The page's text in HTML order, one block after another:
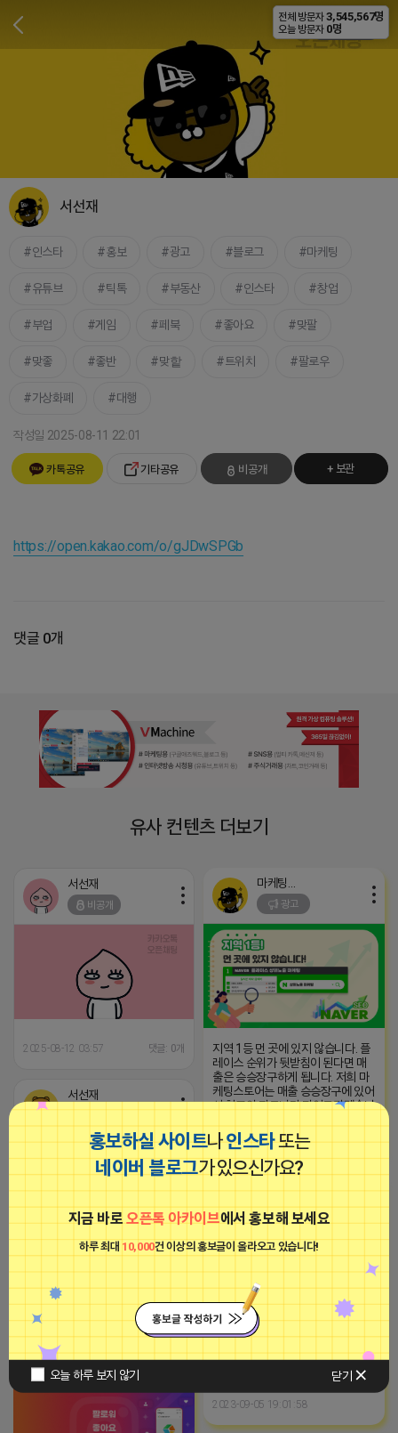
홍보하실 사이트나인스타또는
네이버 블로그가 있으신가요?
지금 바로오픈톡 아카이브에서 홍보해 보세요
하루 최대10,000건 이상의 홍보글이 올라오고 있습니다!
오늘 하루 보지 않기 닫기
비공개
서선재
인스타 홍보 광고 블로그 마케팅
유튜브 틱톡 부동산 인스타 창업
부업 게임 페북 좋아요 맞팔
맞좋 좋반 맞핱 트위치 팔로우
가상화폐 대행
작성일 2025-08-11 22:01
카톡공유 기타공유 비공개 + 보관
https://open.kakao.com/o/gJDwSPGb
댓글 0개
유사 컨텐츠 더보기
서선재
비공개
2025-08-12 03:57 댓글: 0개
광고
지역 1등 먼 곳에 있지 않습니다. 플
레이스 순위가 뒷받침이 된다면 매
출은 승승장구하게 됩니다. 저희 마
케팅스토어는 매출 승승장구에 있어
서 최고의 파트너가 되어드리겠습니
2024-09-20 15:17:27
서선재
2025-08-12 03:57 댓글: 0개
■브이머신■
광고
-장소불문, 약정없는 고정공인IP가
삽입된 365일 24시간 임대형 컴퓨
2023-09-05 19:01:58
마케팅스토어
전체 방문자 3,545,567명
오늘 방문자 0명